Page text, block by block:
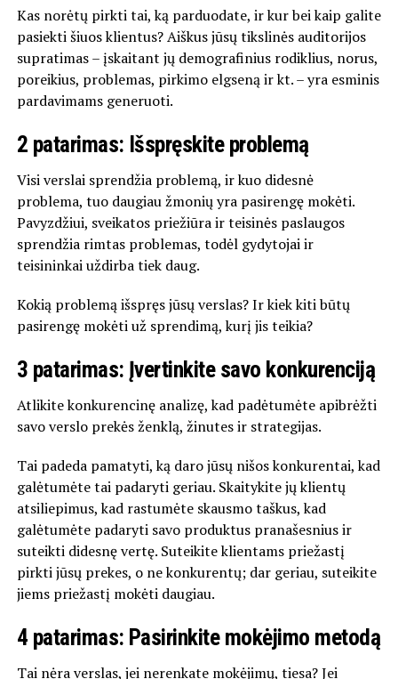
Kas norėtų pirkti tai, ką parduodate, ir kur bei kaip galite
pasiekti šiuos klientus? Aiškus jūsų tikslinės auditorijos
supratimas – įskaitant jų demografinius rodiklius, norus,
poreikius, problemas, pirkimo elgseną ir kt. – yra esminis
pardavimams generuoti.
2 patarimas: Išspręskite problemą
Visi verslai sprendžia problemą, ir kuo didesnė
problema, tuo daugiau žmonių yra pasirengę mokėti.
Pavyzdžiui, sveikatos priežiūra ir teisinės paslaugos
sprendžia rimtas problemas, todėl gydytojai ir
teisininkai uždirba tiek daug.
Kokią problemą išspręs jūsų verslas? Ir kiek kiti būtų
pasirengę mokėti už sprendimą, kurį jis teikia?
3 patarimas: Įvertinkite savo konkurenciją
Atlikite konkurencinę analizę, kad padėtumėte apibrėžti
savo verslo prekės ženklą, žinutes ir strategijas.
Tai padeda pamatyti, ką daro jūsų nišos konkurentai, kad
galėtumėte tai padaryti geriau. Skaitykite jų klientų
atsiliepimus, kad rastumėte skausmo taškus, kad
galėtumėte padaryti savo produktus pranašesnius ir
suteikti didesnę vertę. Suteikite klientams priežastį
pirkti jūsų prekes, o ne konkurentų; dar geriau, suteikite
jiems priežastį mokėti daugiau.
4 patarimas: Pasirinkite mokėjimo metodą
Tai nėra verslas, jei nerenkate mokėjimų, tiesa? Jei